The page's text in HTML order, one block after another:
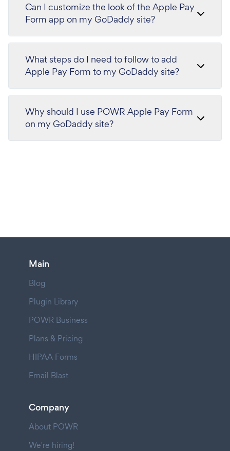
Can I customize the look of the Apple Pay
Form app on my GoDaddy site?
What steps do I need to follow to add
Apple Pay Form to my GoDaddy site?
Why should I use POWR Apple Pay Form
on my GoDaddy site?
Main
Blog
Plugin Library
POWR Business
Plans & Pricing
HIPAA Forms
Email Blast
Company
About POWR
We're hiring!